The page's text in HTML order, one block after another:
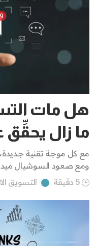
هل مات
ما زال يحقِّق
مع كل موجة تقنية
ومع صعود السوشيال ميديا
5 دقيقة
التسويق